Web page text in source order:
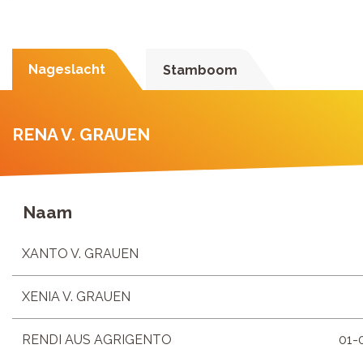
Nageslacht Stamboom
RENA V. GRAUEN
Naam
XANTO V. GRAUEN
XENIA V. GRAUEN
RENDI AUS AGRIGENTO 01-